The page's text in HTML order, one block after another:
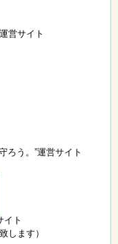
営サイト
ろう。”運営サイト
イト
します）